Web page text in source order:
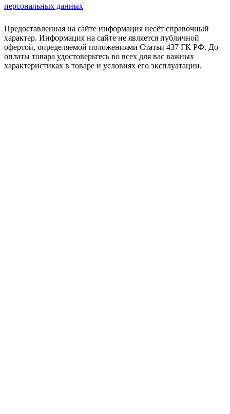
персональных данных
Предоставленная на сайте информация несёт справочный
характер. Информация на сайте не является публичной
офертой, определяемой положениями Статьи 437 ГК РФ. До
оплаты товара удостоверьтесь во всех для вас важных
характеристиках в товаре и условиях его эксплуатации.